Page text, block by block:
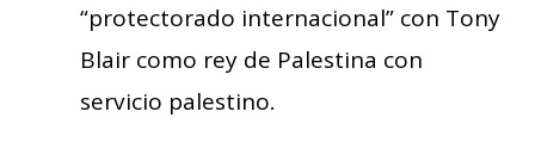
“protectorado internacional” con Tony
Blair como rey de Palestina con
servicio palestino.